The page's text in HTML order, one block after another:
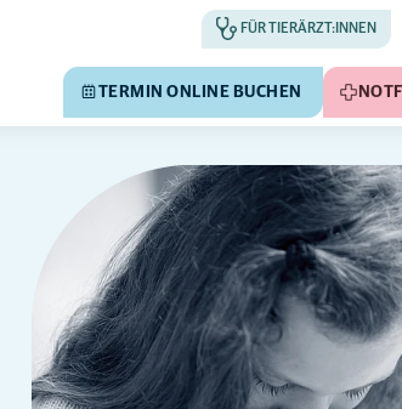
FÜR TIERÄRZT:INNEN
TERMIN ONLINE BUCHEN